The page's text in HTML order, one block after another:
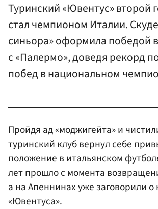
Туринский «Ювентус» второй
стал чемпионом Италии.
синьора» оформила победой
с «Палермо», доведя рекорд
побед в национальном
Пройдя ад «моджигейта» и
туринский клуб вернул себе
положение в итальянском
лет прошло с момента
а на Апеннинах уже заговорили о
«Ювентуса».